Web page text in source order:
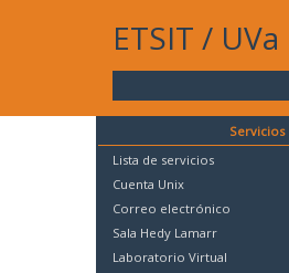
ETSIT / UVa
Servicios
Lista de servicios
Cuenta Unix
Correo electrónico
Sala Hedy Lamarr
Laboratorio Virtual